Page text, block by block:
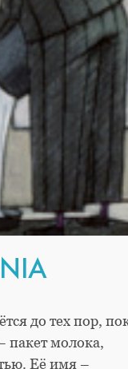
до тех пор,
пакет молока,
Её имя –